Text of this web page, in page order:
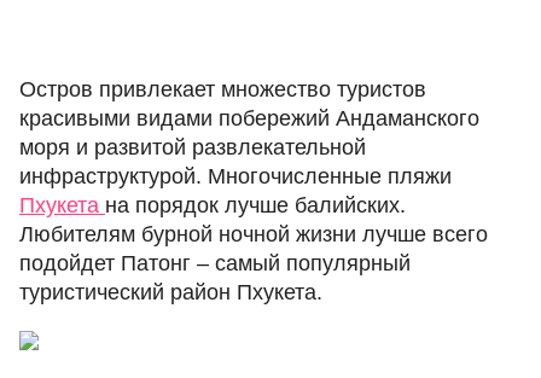
Остров привлекает множество туристов
красивыми видами побережий Андаманского
моря и развитой развлекательной
инфраструктурой. Многочисленные пляжи
Пхукета на порядок лучше балийских.
Любителям бурной ночной жизни лучше всего
подойдет Патонг – самый популярный
туристический район Пхукета.